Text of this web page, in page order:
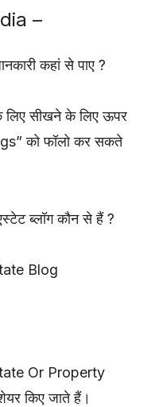
–
कहां से पाए ?
लिए सीखने के लिए ऊपर
को फॉलो कर सकते
ब्लॉग कौन से हैं ?
Blog
Or Property
किए जाते हैं।